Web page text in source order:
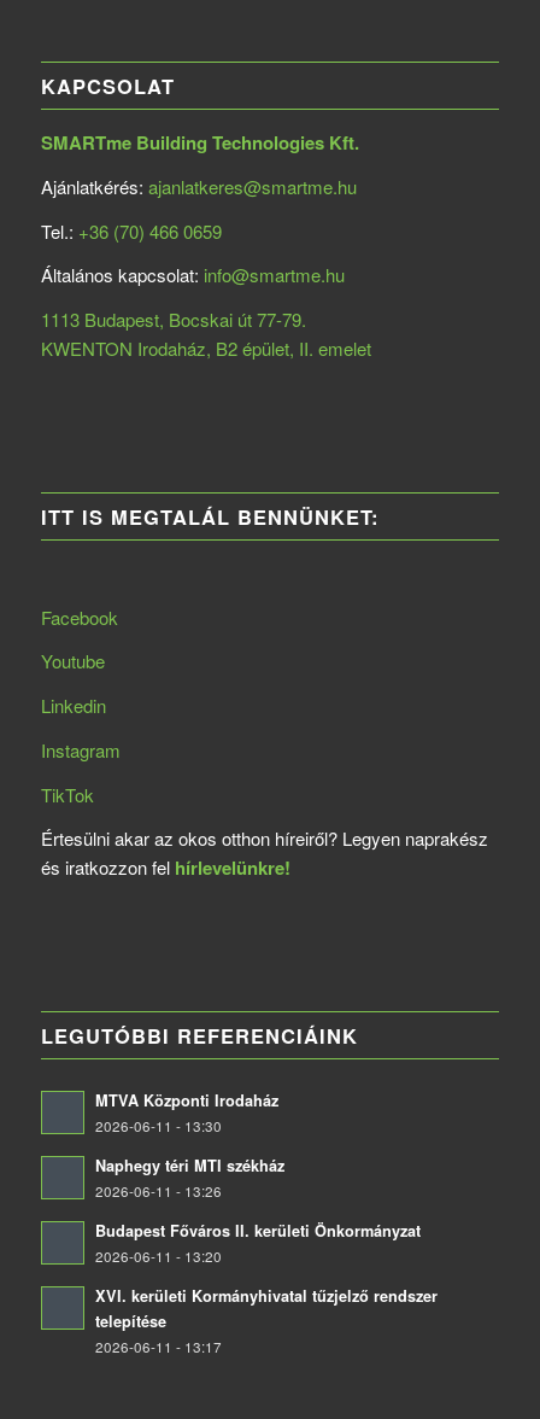
KAPCSOLAT
SMARTme Building Technologies Kft.
Ajánlatkérés: ajanlatkeres@smartme.hu
Tel.: +36 (70) 466 0659
Általános kapcsolat: info@smartme.hu
1113 Budapest, Bocskai út 77-79.
KWENTON Irodaház, B2 épület, II. emelet
ITT IS MEGTALÁL BENNÜNKET:
Facebook
Youtube
Linkedin
Instagram
TikTok
Értesülni akar az okos otthon híreiről? Legyen naprakész
és iratkozzon fel hírlevelünkre!
LEGUTÓBBI REFERENCIÁINK
MTVA Központi Irodaház
2026-06-11 - 13:30
Naphegy téri MTI székház
2026-06-11 - 13:26
Budapest Főváros II. kerületi Önkormányzat
2026-06-11 - 13:20
XVI. kerületi Kormányhivatal tűzjelző rendszer
telepítése
2026-06-11 - 13:17